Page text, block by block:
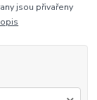
jsou přivařeny